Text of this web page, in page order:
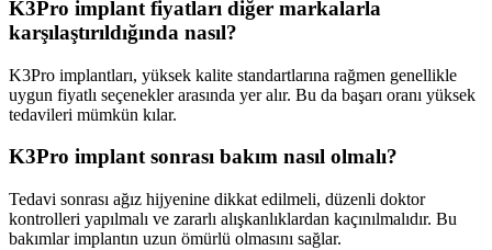
K3Pro implant fiyatları diğer markalarla
karşılaştırıldığında nasıl?
K3Pro implantları, yüksek kalite standartlarına rağmen genellikle
uygun fiyatlı seçenekler arasında yer alır. Bu da başarı oranı yüksek
tedavileri mümkün kılar.
K3Pro implant sonrası bakım nasıl olmalı?
Tedavi sonrası ağız hijyenine dikkat edilmeli, düzenli doktor
kontrolleri yapılmalı ve zararlı alışkanlıklardan kaçınılmalıdır. Bu
bakımlar implantın uzun ömürlü olmasını sağlar.